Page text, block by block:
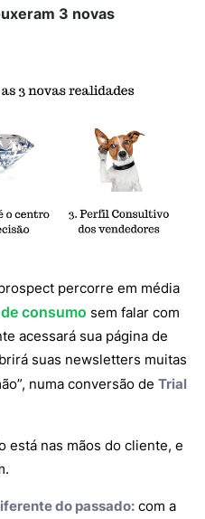
3 novas
percorre em média
consumo sem falar com
acessará sua página de
suas newsletters muitas
numa conversão de Trial
está nas mãos do cliente, e
do passado: com a